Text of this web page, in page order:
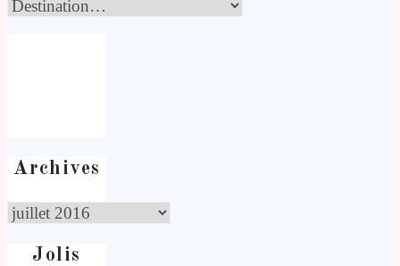
Archives
Jolis